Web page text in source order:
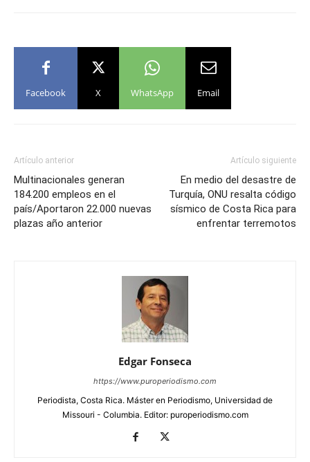
Facebook X WhatsApp Email
Artículo anterior
Multinacionales generan
184.200 empleos en el
país/Aportaron 22.000 nuevas
plazas año anterior
Artículo siguiente
En medio del desastre de
Turquía, ONU resalta código
sísmico de Costa Rica para
enfrentar terremotos
Edgar Fonseca
https://www.puroperiodismo.com
Periodista, Costa Rica. Máster en Periodismo, Universidad de
Missouri - Columbia. Editor: puroperiodismo.com